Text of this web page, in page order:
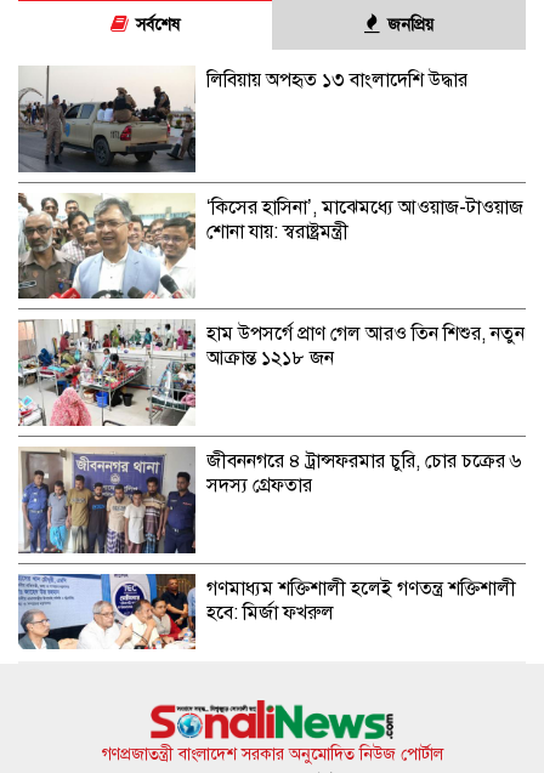
সর্বশেষ জনপ্রিয়
লিবিয়ায় অপহৃত ১৩ বাংলাদেশি উদ্ধার
‘কিসের হাসিনা’, মাঝেমধ্যে আওয়াজ-টাওয়াজ
শোনা যায়: স্বরাষ্ট্রমন্ত্রী
হাম উপসর্গে প্রাণ গেল আরও তিন শিশুর, নতুন
আক্রান্ত ১২১৮ জন
জীবননগরে ৪ ট্রান্সফরমার চুরি, চোর চক্রের ৬
সদস্য গ্রেফতার
গণমাধ্যম শক্তিশালী হলেই গণতন্ত্র শক্তিশালী
হবে: মির্জা ফখরুল
৭৫ হাজার অবসরপ্রাপ্ত শিক্ষক-কর্মচারীর জন্য
সুখবর
গণপ্রজাতন্ত্রী বাংলাদেশ সরকার অনুমোদিত নিউজ পোর্টাল